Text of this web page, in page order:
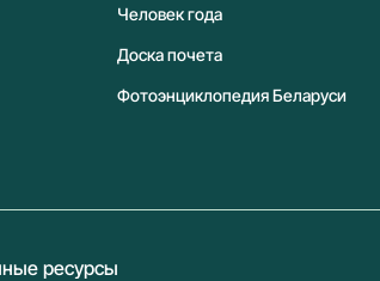
Человек года
Доска почета
Фотоэнциклопедия Беларуси
ресурсы